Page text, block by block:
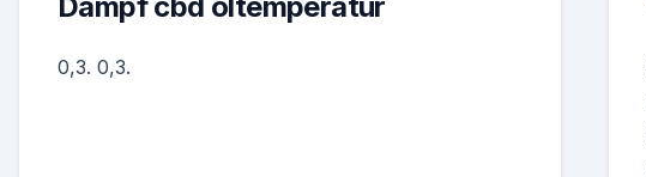
0,3. 0,3.